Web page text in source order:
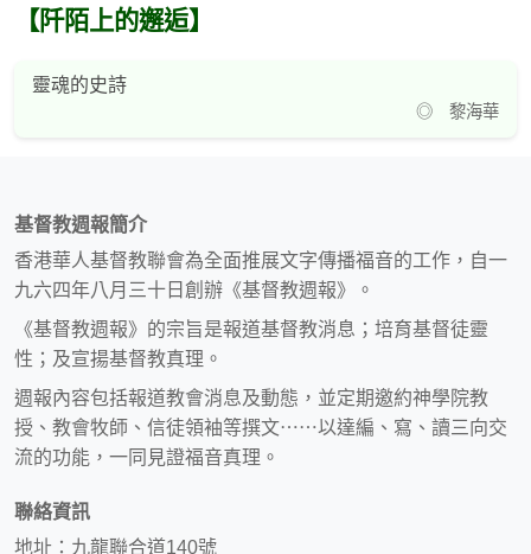
【阡陌上的邂逅】
靈魂的史詩
◎ 黎海華
基督教週報簡介
香港華人基督教聯會為全面推展文字傳播福音的工作，自一
九六四年八月三十日創辦《基督教週報》。
《基督教週報》的宗旨是報道基督教消息；培育基督徒靈
性；及宣揚基督教真理。
週報內容包括報道教會消息及動態，並定期邀約神學院教
授、教會牧師、信徒領袖等撰文⋯⋯以達編、寫、讀三向交
流的功能，一同見證福音真理。
聯絡資訊
地址：九龍聯合道140號